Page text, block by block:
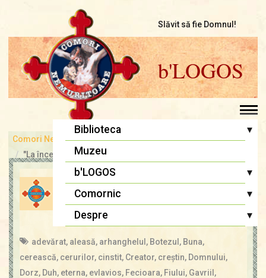
Slăvit să fie Domnul!
b'LOGOS
Biblioteca ▾
Fr. Ioan Marini
Muzeu
b'LOGOS
▾
Lupta cea bună
Multimedia
Pagina copiilor
Comornic ▾
Psaltirea
Despre ▾
Condiții de Colaborare
Contact
Comori Nemuritoare
bLOGOS
"La început a fost Cuvântul..."
DESPRE CINSTIREA MAICII
DOMNULUI
admin
adevărat, aleasă, arhanghelul, Botezul, Buna,
cerească, cerurilor, cinstit, Creator, creştin, Domnului,
Dorz, Duh, eterna, evlavios, Fecioara, Fiului, Gavriil,